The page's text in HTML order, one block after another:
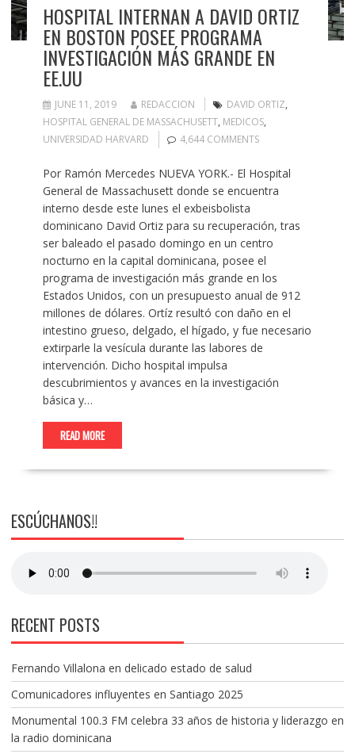
HOSPITAL INTERNAN A DAVID ORTIZ
EN BOSTON POSEE PROGRAMA
INVESTIGACIÓN MÁS GRANDE EN
EE.UU
JUNE 11, 2019 REDACCION DAVID ORTIZ,
HOSPITAL GENERAL DE MASSACHUSETT, MEDICOS,
UNIVERSIDAD HARVARD
4,644 COMMENTS
Por Ramón Mercedes NUEVA YORK.- El Hospital
General de Massachusett donde se encuentra
interno desde este lunes el exbeisbolista
dominicano David Ortiz para su recuperación, tras
ser baleado el pasado domingo en un centro
nocturno en la capital dominicana, posee el
programa de investigación más grande en los
Estados Unidos, con un presupuesto anual de 912
millones de dólares. Ortíz resultó con daño en el
intestino grueso, delgado, el hígado, y fue necesario
extirparle la vesícula durante las labores de
intervención. Dicho hospital impulsa
descubrimientos y avances en la investigación
básica y…
READ MORE
ESCÚCHANOS!!
RECENT POSTS
Fernando Villalona en delicado estado de salud
Comunicadores influyentes en Santiago 2025
Monumental 100.3 FM celebra 33 años de historia y liderazgo en
la radio dominicana